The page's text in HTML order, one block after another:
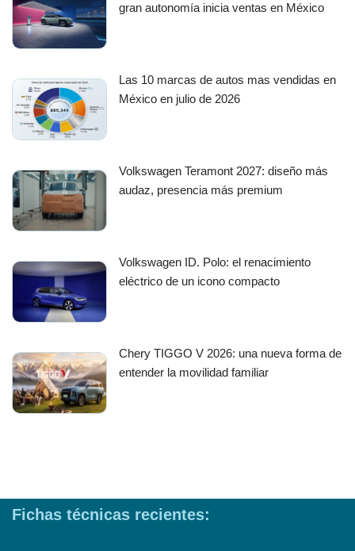
gran autonomía inicia ventas en México
Las 10 marcas de autos mas vendidas en
México en julio de 2026
Volkswagen Teramont 2027: diseño más
audaz, presencia más premium
Volkswagen ID. Polo: el renacimiento
eléctrico de un icono compacto
Chery TIGGO V 2026: una nueva forma de
entender la movilidad familiar
Fichas técnicas recientes: